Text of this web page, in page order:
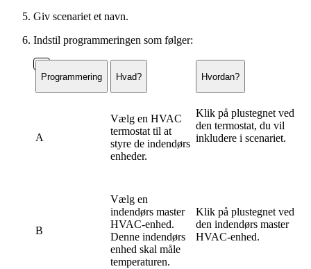
Giv scenariet et navn.
Indstil programmeringen som følger:
Programmering Hvad? Hvordan?
A
Vælg en HVAC
termostat til at
styre de indendørs
enheder.
Klik på plustegnet ved
den termostat, du vil
inkludere i scenariet.
B
Vælg en
indendørs master
HVAC-enhed.
Denne indendørs
enhed skal måle
temperaturen.
Klik på plustegnet ved
den indendørs master
HVAC-enhed.